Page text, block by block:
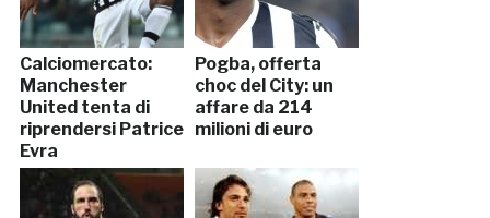
Calciomercato:
Manchester
United tenta di
riprendersi Patrice
Evra
Pogba, offerta
choc del City: un
affare da 214
milioni di euro